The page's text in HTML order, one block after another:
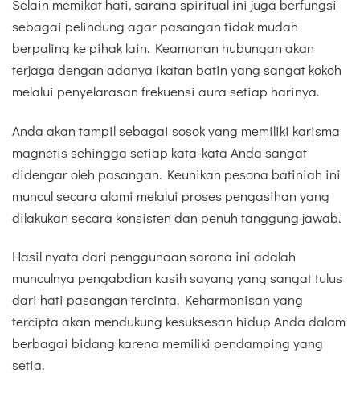
Selain memikat hati, sarana spiritual ini juga berfungsi
sebagai pelindung agar pasangan tidak mudah
berpaling ke pihak lain. Keamanan hubungan akan
terjaga dengan adanya ikatan batin yang sangat kokoh
melalui penyelarasan frekuensi aura setiap harinya.
Anda akan tampil sebagai sosok yang memiliki karisma
magnetis sehingga setiap kata-kata Anda sangat
didengar oleh pasangan. Keunikan pesona batiniah ini
muncul secara alami melalui proses pengasihan yang
dilakukan secara konsisten dan penuh tanggung jawab.
Hasil nyata dari penggunaan sarana ini adalah
munculnya pengabdian kasih sayang yang sangat tulus
dari hati pasangan tercinta. Keharmonisan yang
tercipta akan mendukung kesuksesan hidup Anda dalam
berbagai bidang karena memiliki pendamping yang
setia.